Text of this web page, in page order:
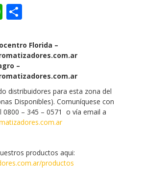
WhatsApp
Florida –
–
distribuidores para esta zona del
Disponibles). Comuníquese con
– 345 – 0571 o vía email a
productos aqui:
productos